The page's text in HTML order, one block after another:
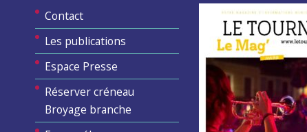
Contact
Les publications
Espace Presse
Réserver créneau
Broyage branche